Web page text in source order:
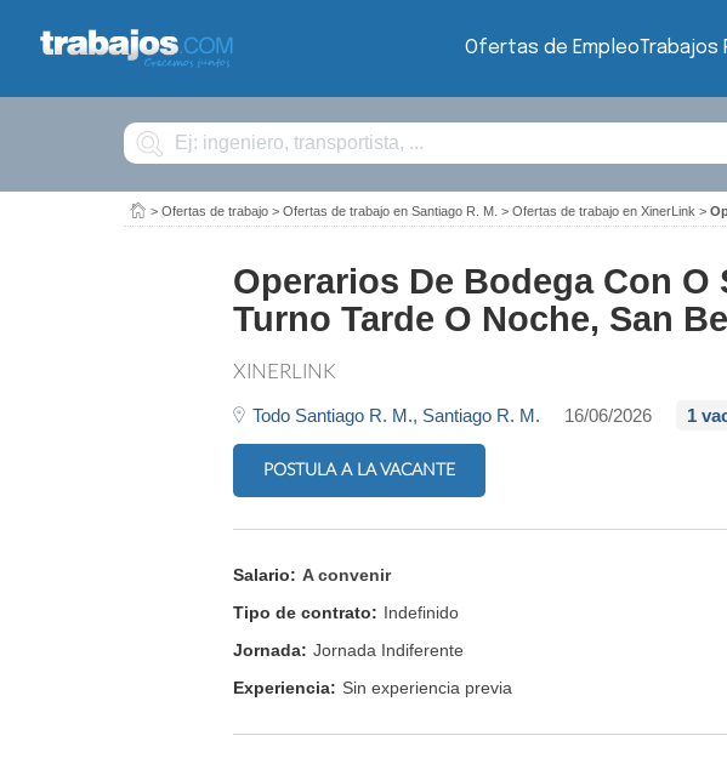
Ofertas de EmpleoTrabajos
Buscar
> Ofertas de trabajo > Ofertas de trabajo en Santiago R. M. > Ofertas de trabajo en XinerLink >
Operarios De Bodega Con O
Turno Tarde O Noche, San
XINERLINK
Todo Santiago R. M., Santiago R. M. 16/06/2026 1
POSTULA A LA VACANTE
Salario: A convenir
Tipo de contrato: Indefinido
Jornada: Jornada Indiferente
Experiencia: Sin experiencia previa